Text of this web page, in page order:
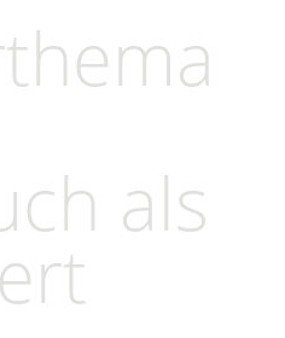
als